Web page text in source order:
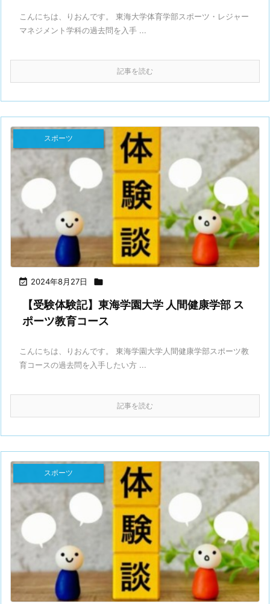
こんにちは、りおんです。 東海大学体育学部スポーツ・レジャー
マネジメント学科の過去問を入手 ...
記事を読む
 2024年8月27日 
スポーツ
【受験体験記】東海学園大学 人間健康学部 ス
ポーツ教育コース
こんにちは、りおんです。 東海学園大学人間健康学部スポーツ教
育コースの過去問を入手したい方 ...
記事を読む
スポーツ